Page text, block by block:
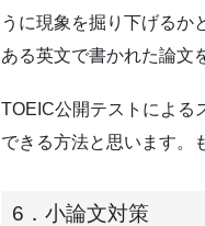
うに現象を掘り下げるか
ある英文で書かれた論文
TOEIC公開テストによる
できる方法と思います。
6．小論文対策